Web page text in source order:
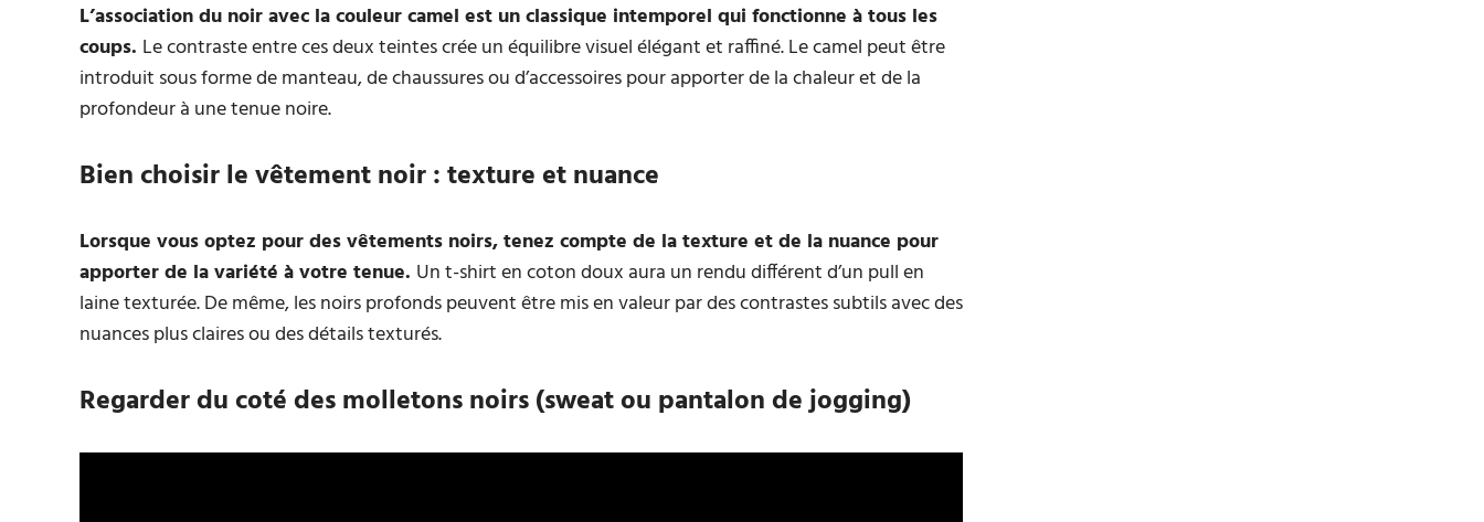
L’association du noir avec la couleur camel est un classique intemporel qui fonctionne à tous les
coups. Le contraste entre ces deux teintes crée un équilibre visuel élégant et raffiné. Le camel peut être
introduit sous forme de manteau, de chaussures ou d’accessoires pour apporter de la chaleur et de la
profondeur à une tenue noire.
Bien choisir le vêtement noir : texture et nuance
Lorsque vous optez pour des vêtements noirs, tenez compte de la texture et de la nuance pour
apporter de la variété à votre tenue. Un t-shirt en coton doux aura un rendu différent d’un pull en
laine texturée. De même, les noirs profonds peuvent être mis en valeur par des contrastes subtils avec des
nuances plus claires ou des détails texturés.
Regarder du coté des molletons noirs (sweat ou pantalon de jogging)